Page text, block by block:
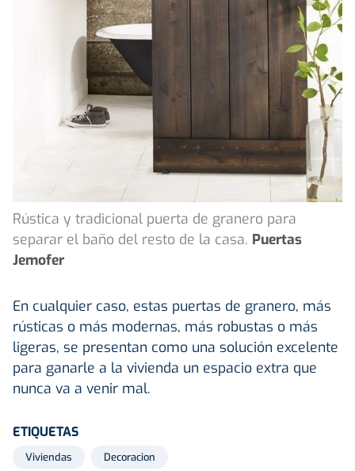
Rústica y tradicional puerta de granero para
separar el baño del resto de la casa. Puertas
Jemofer
En cualquier caso, estas puertas de granero, más
rústicas o más modernas, más robustas o más
ligeras, se presentan como una solución excelente
para ganarle a la vivienda un espacio extra que
nunca va a venir mal.
ETIQUETAS
Viviendas Decoracion